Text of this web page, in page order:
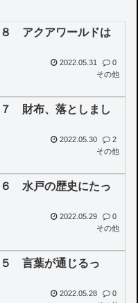
アクアワールドは
2022.05.31
0
その他
財布、落としまし
2022.05.30
2
その他
水戸の歴史にたっ
2022.05.29
0
その他
言葉が通じるっ
2022.05.28
0